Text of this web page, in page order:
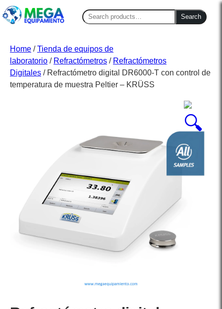
Search
for:
Search
Home /Tienda de equipos de
laboratorio / Refractómetros / Refractómetros
Digitales / Refractómetro digital DR6000-T con control de
temperatura de muestra Peltier – KRÜSS